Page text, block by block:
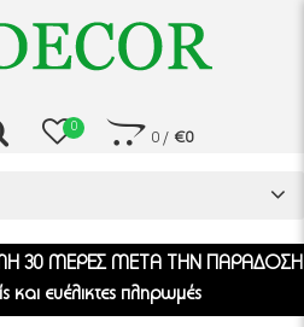
0
0/ €0
30 ΜΕΡΕΣ ΜΕΤΑ ΤΗΝ ΠΑΡΑΔΟΣΗ
και ευέλικτες πληρωμές